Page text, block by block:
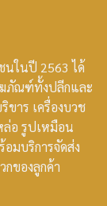
ในปี 2563 ได้
ฆภัณฑ์ทั้งปลีกและ
ขาร เครื่องบวช
ล่อ รูปเหมือน
มบริการจัดส่ง
กของลูกค้า